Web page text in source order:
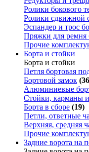
Ролики бокового
Ролики сдвижной
Эспандер и трос
Пряжки для ремня
Прочие
Борта и стойки
Борта и стойки
Петля бортовая
Бортовой замок
Алюминиевые
Стойки, карманы
Борта в сборе (19)
Петли, ответные
Верхняя, средняя
Прочие
Задние ворота на